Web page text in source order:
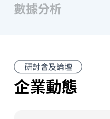
數據分析
研討會及論壇
企業動態